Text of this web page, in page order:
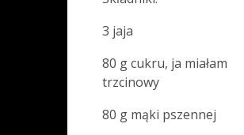
3 jaja
80 g cukru, ja miałam
trzcinowy
80 g mąki pszennej